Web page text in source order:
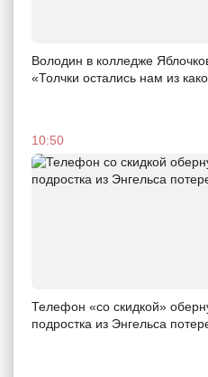
Володин в колледже
«Толчки остались нам из
10:50
Телефон «со скидкой»
подростка из Энгельса